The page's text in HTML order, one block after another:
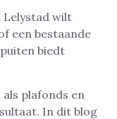
Lelystad wilt
een bestaande
biedt
plafonds en
In dit blog